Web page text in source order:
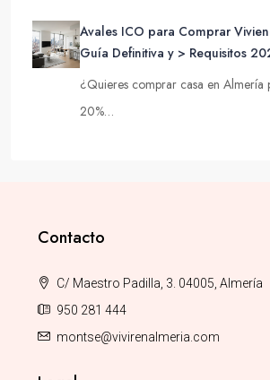
Avales ICO para Comprar
Guía Definitiva y > Requisitos
¿Quieres comprar casa en Almería
20%…
Contacto
C/ Maestro Padilla, 3. 04005, Almería
950 281 444
montse@vivirenalmeria.com